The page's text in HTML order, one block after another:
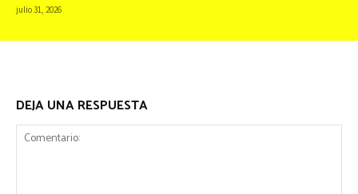
julio 31, 2026
DEJA UNA RESPUESTA